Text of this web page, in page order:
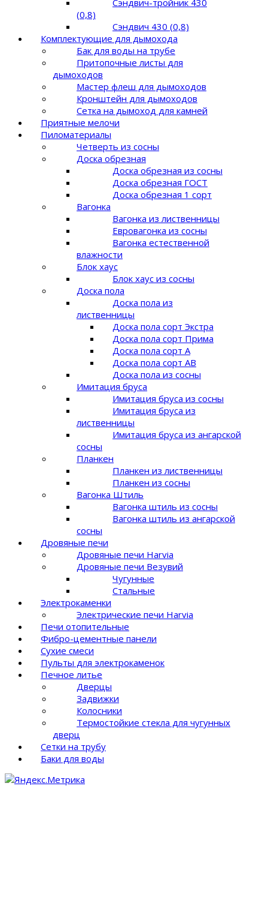
(0,8)
Сэндвич 430 (0,8)
Комплектующие для дымохода
Бак для воды на трубе
Притопочные листы для
дымоходов
Мастер флеш для дымоходов
Кронштейн для дымоходов
Сетка на дымоход для камней
Приятные мелочи
Пиломатериалы
Четверть из сосны
Доска обрезная
Доска обрезная из сосны
Доска обрезная ГОСТ
Доска обрезная 1 сорт
Вагонка
Вагонка из лиственницы
Евровагонка из сосны
Вагонка естественной
влажности
Блок хаус
Блок хаус из сосны
Доска пола
Доска пола из
лиственницы
Доска пола сорт Экстра
Доска пола сорт Прима
Доска пола сорт A
Доска пола сорт AB
Доска пола из сосны
Имитация бруса
Имитация бруса из сосны
Имитация бруса из
лиственницы
Имитация бруса из ангарской
сосны
Планкен
Планкен из лиственницы
Планкен из сосны
Вагонка Штиль
Вагонка штиль из сосны
Вагонка штиль из ангарской
сосны
Дровяные печи
Дровяные печи Harvia
Дровяные печи Везувий
Чугунные
Стальные
Электрокаменки
Электрические печи Harvia
Печи отопительные
Фибро-цементные панели
Сухие смеси
Пульты для электрокаменок
Печное литье
Дверцы
Задвижки
Колосники
Термостойкие стекла для чугунных
дверц
Сетки на трубу
Баки для воды